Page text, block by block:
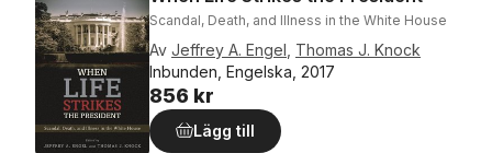
Scandal, Death, and Illness in the White House
Av Jeffrey A. Engel Thomas J. Knock
Inbunden, Engelska, 2017
856 kr
Lägg till